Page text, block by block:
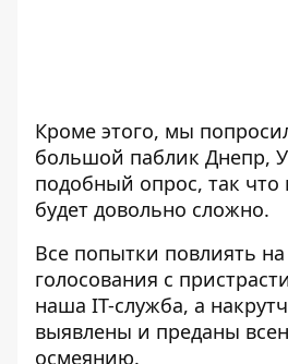
Кроме этого, мы
большой паблик Днепр,
подобный опрос, так что
будет довольно сложно.
Все попытки повлиять
голосования с
наша IT-служба, а
выявлены и преданы
осмеянию.